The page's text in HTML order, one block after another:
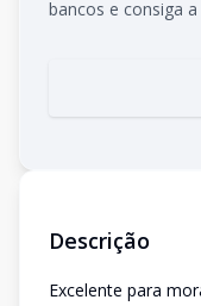
bancos e consiga
Descrição
Excelente para